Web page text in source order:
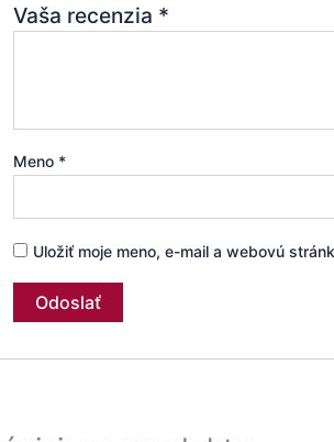
Vaša recenzia *
Meno *
Uložiť moje meno, e-mail a webovú